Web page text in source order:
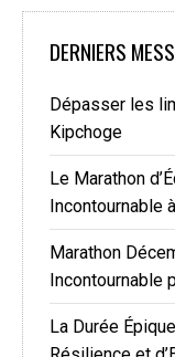
DERNIERS
Dépasser les
Kipchoge
Le Marathon
Incontournable
Marathon
Incontournable
La Durée